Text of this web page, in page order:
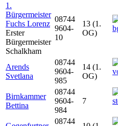
1.
Bürgermeister
Fuchs Lorenz
Erster
Bürgermeister
Schalkham
08744
9604-
10
13 (1.
OG)
Arends
Svetlana
08744
9604-
985
14 (1.
OG)
Birnkammer
Bettina
08744
9604-
984
7
08744